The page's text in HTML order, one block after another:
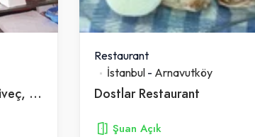
Hamurkent Pizza, Güveç, Pide, Börek
Restaurant
İstanbul - Arnavutköy
Dostlar Restaurant
Şuan Açık